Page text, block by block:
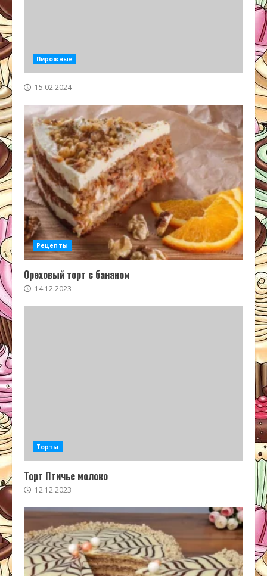
Пирожные
15.02.2024
Рецепты
Ореховый торт с бананом
14.12.2023
Торты
Торт Птичье молоко
12.12.2023